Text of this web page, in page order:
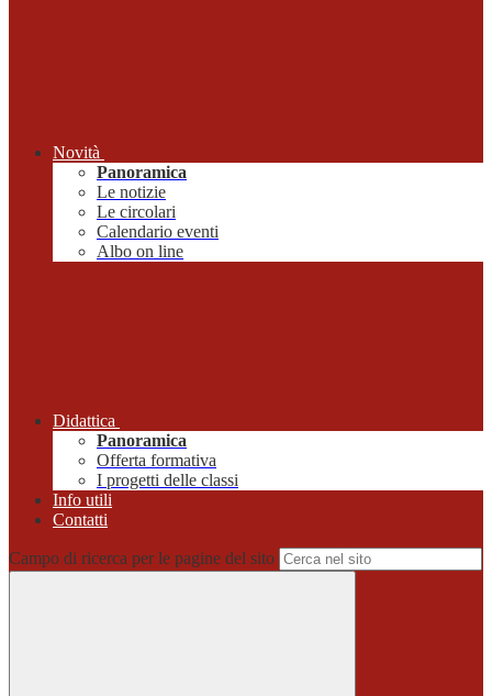
Novità
Panoramica
Le notizie
Le circolari
Calendario eventi
Albo on line
Didattica
Panoramica
Offerta formativa
I progetti delle classi
Info utili
Contatti
Campo di ricerca per le pagine del sito